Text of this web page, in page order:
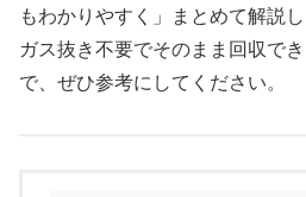
もわかりやすく」まとめて解説し
ガス抜き不要でそのまま回収で
で、ぜひ参考にしてください。